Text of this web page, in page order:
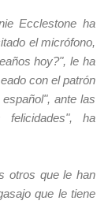
Ecclestone ha
el micrófono,
hoy?", le ha
con el patrón
ante las
ha
otros que le han
que le tiene